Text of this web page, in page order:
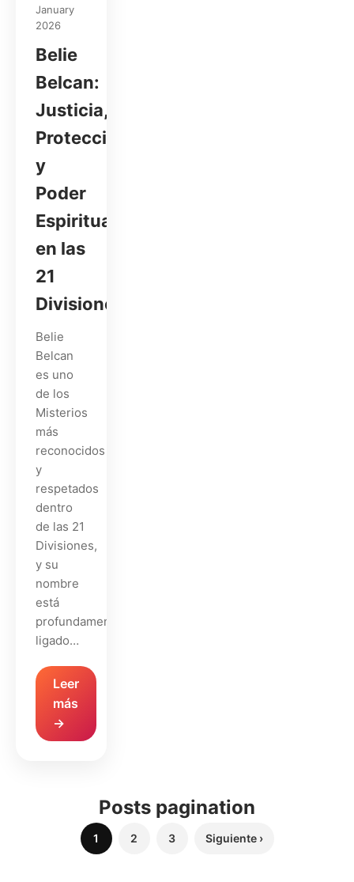
January
2026
Belie
Belcan:
Justicia,
Protección
y
Poder
Espiritual
en las
21
Divisiones
Belie
Belcan
es uno
de los
Misterios
más
reconocidos
y
respetados
dentro
de las 21
Divisiones,
y su
nombre
está
profundamente
ligado…
Leer
más
→
Posts pagination
1 2 3 Siguiente ›